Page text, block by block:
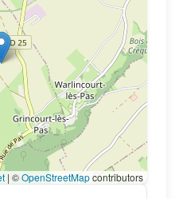
| ©OpenStreetMapcontributors